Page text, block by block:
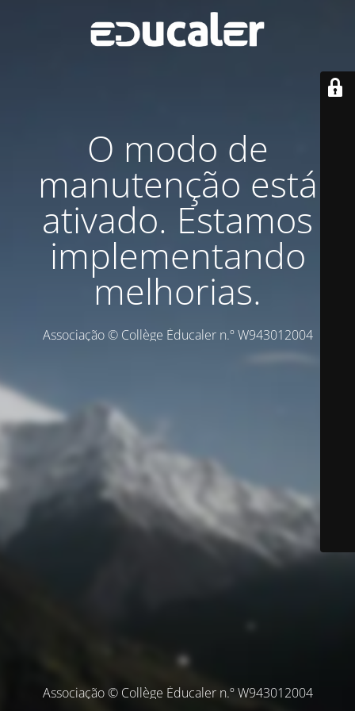
O modo de
manutenção está
ativado. Estamos
implementando
melhorias.
Associação © Collège Éducaler n.º W943012004
Associação © Collège Éducaler n.º W943012004